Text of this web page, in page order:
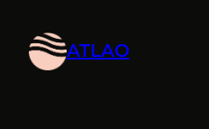
contenu
ATLAO